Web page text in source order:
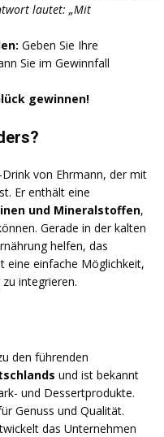
lautet: „Mit
Geben Sie Ihre
Sie im Gewinnfall
gewinnen!
von Ehrmann, der mit
Er enthält eine
und Mineralstoffen,
Gerade in der kalten
helfen, das
eine einfache Möglichkeit,
integrieren.
den führenden
und ist bekannt
und Dessertprodukte.
Genuss und Qualität.
das Unternehmen